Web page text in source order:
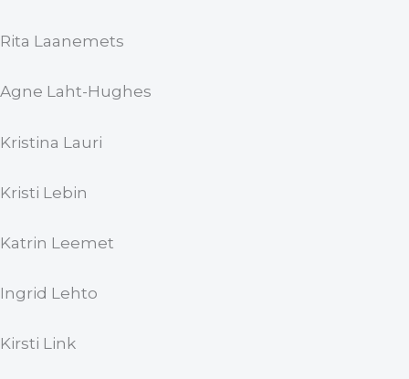
Rita Laanemets
Agne Laht-Hughes
Kristina Lauri
Kristi Lebin
Katrin Leemet
Ingrid Lehto
Kirsti Link